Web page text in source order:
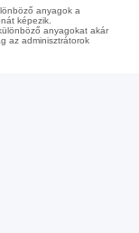
anyagok a
képezik.
anyagokat akár
az adminisztrátorok